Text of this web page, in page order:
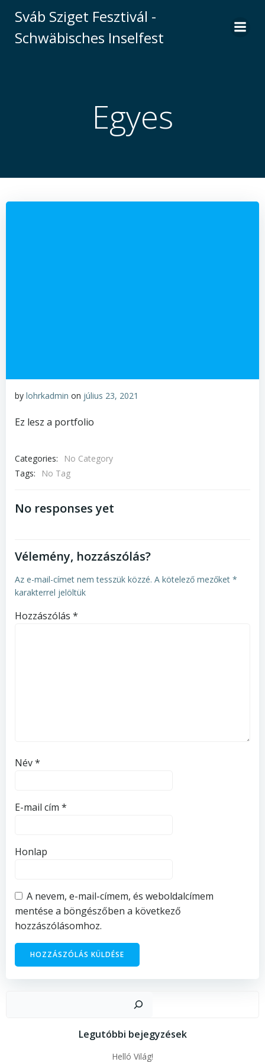
to
content
Sváb Sziget Fesztivál -
Schwäbisches Inselfest
Egyes
by lohrkadmin on július 23, 2021
Ez lesz a portfolio
Categories:
No Category
Tags:
No Tag
No responses yet
Vélemény, hozzászólás?
Az e-mail-címet nem tesszük közzé. A kötelező mezőket *
karakterrel jelöltük
Hozzászólás *
Név*
E-mail cím *
Honlap
A nevem, e-mail-címem, és weboldalcímem
mentése a böngészőben a következő
hozzászólásomhoz.
Legutóbbi bejegyzések
Helló Világ!